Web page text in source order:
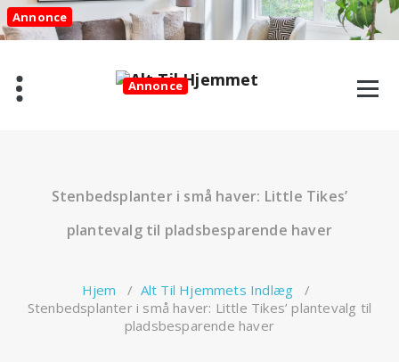
Videre
til
indhold
Annonce
Annonce
Stenbedsplanter i små haver: Little Tikes’
plantevalg til pladsbesparende haver
Hjem / Alt Til Hjemmets Indlæg /
Stenbedsplanter i små haver: Little Tikes’ plantevalg til
pladsbesparende haver